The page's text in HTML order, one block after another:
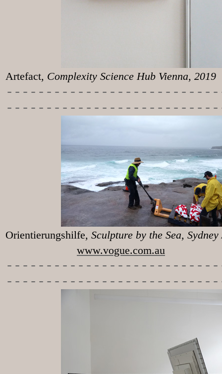
Artefact, Complexity Science Hub Vienna, 2019
-----------
Orientierungshilfe, Sculpture
www.vogue.com.au
-----------